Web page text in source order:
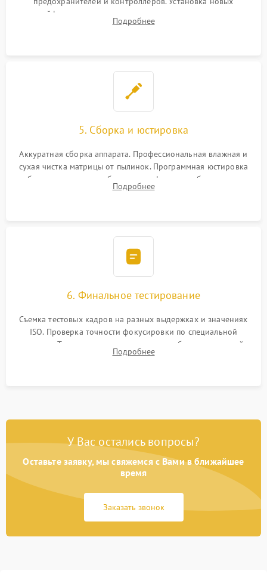
шлейфов, дисплея, механизма затвора или двигателя
автофокуса. Восстановление геометрии тубуса объектива
Подробнее
5. Сборка и юстировка
Аккуратная сборка аппарата. Профессиональная влажная и
сухая чистка матрицы от пылинок. Программная юстировка
рабочего отрезка, калибровка автофокуса, стабилизатора и
экспозамера с помощью сервисного ПО.
Подробнее
6. Финальное тестирование
Съемка тестовых кадров на разных выдержках и значениях
ISO. Проверка точности фокусировки по специальной
мишени. Тест записи на карту памяти, работы встроенной
вспышки, микрофона и всех кнопок управления.
Подробнее
У Вас остались вопросы?
Оставьте заявку, мы свяжемся с Вами в ближайшее
время
Заказать звонок